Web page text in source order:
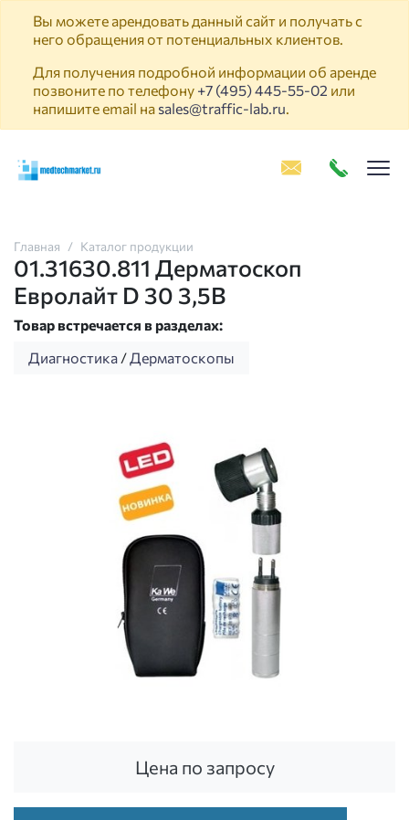
Вы можете арендовать данный сайт и получать с
него обращения от потенциальных клиентов.
Для получения подробной информации об аренде
позвоните по телефону +7 (495) 445-55-02 или
напишите email на sales@traffic-lab.ru.
Главная Каталог продукции
01.31630.811 Дерматоскоп
Евролайт D 30 3,5В
Товар встречается в разделах:
Диагностика /Дерматоскопы
Цена по запросу